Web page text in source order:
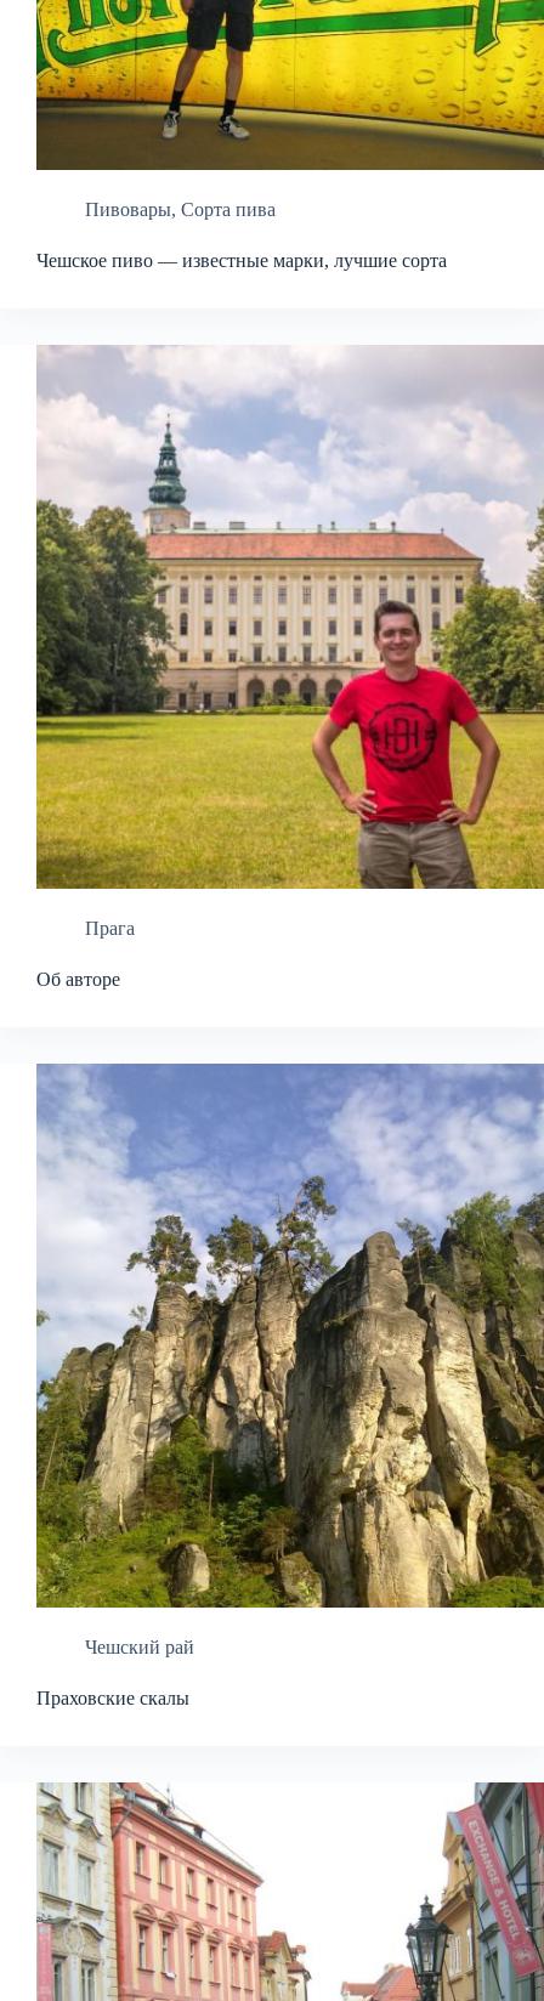
Пивовары, Сорта пива
Чешское пиво — известные марки, лучшие сорта
Прага
Об авторе
Чешский рай
Праховские скалы